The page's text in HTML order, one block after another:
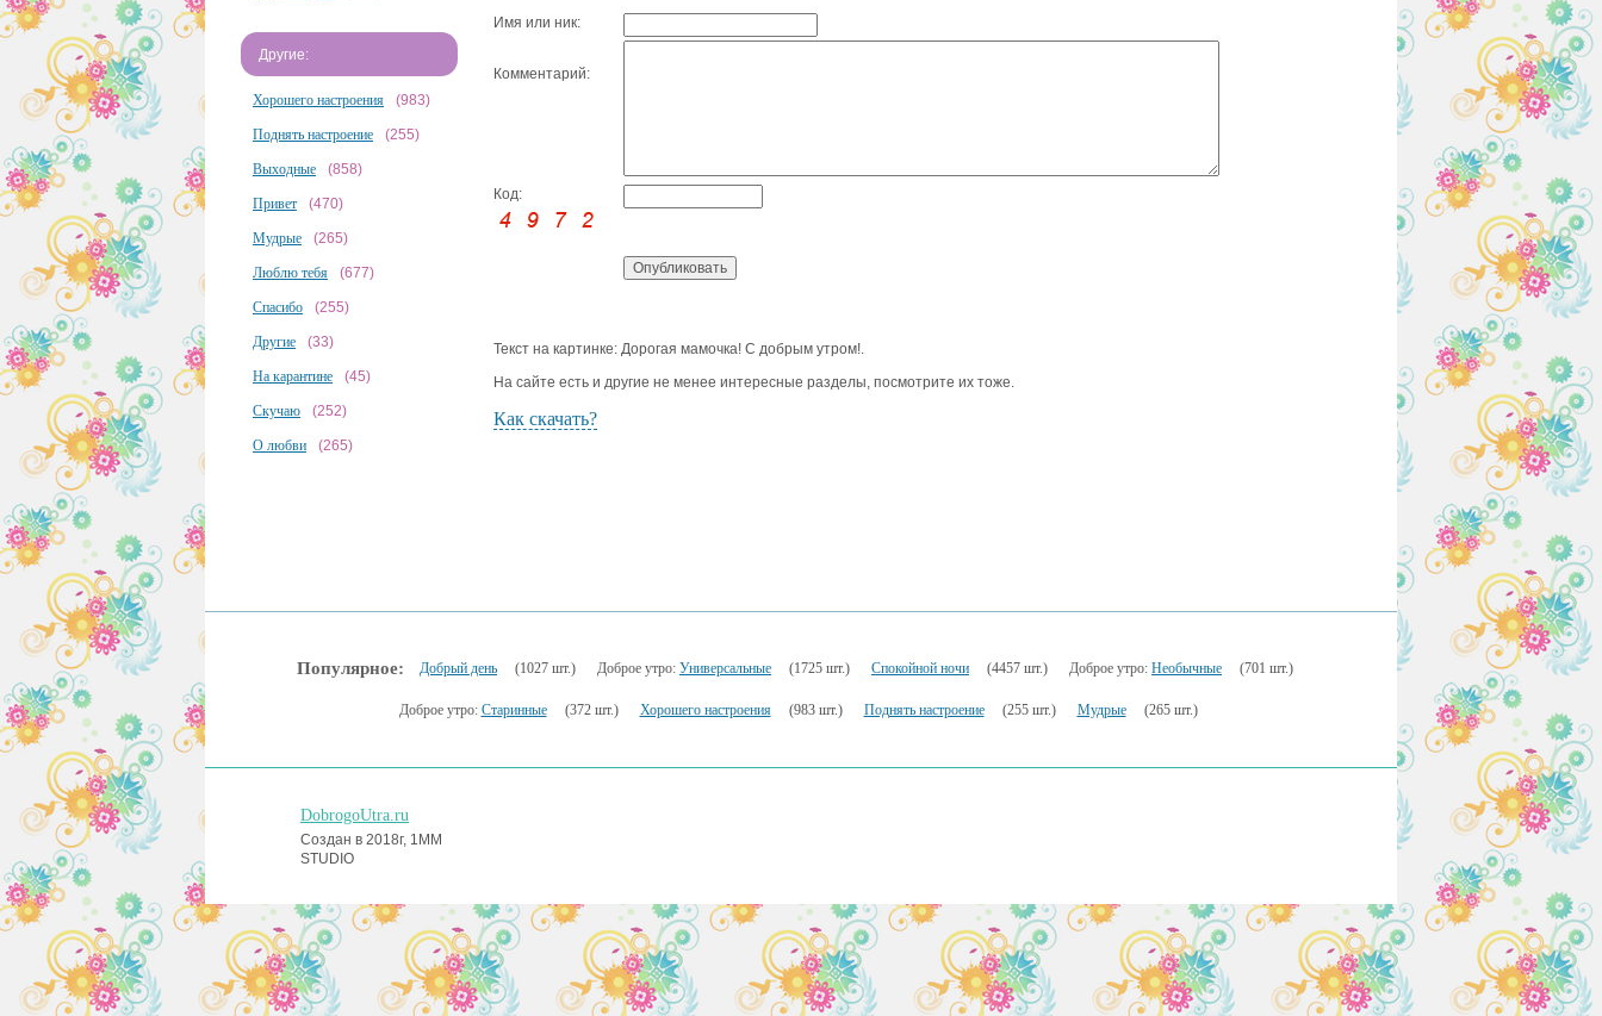
Другие:
Хорошего настроения (983)
Поднять настроение (255)
Выходные (858)
Привет (470)
Мудрые (265)
Люблю тебя (677)
Спасибо (255)
Другие (33)
На карантине (45)
Скучаю (252)
О любви (265)
Имя или ник:
Комментарий:
Код:
Текст на картинке: Дорогая мамочка! С добрым утром!.
На сайте есть и другие не менее интересные разделы, посмотрите их тоже.
Как скачать?
Популярное: Добрый день (1027 шт.) Доброе утро: Универсальные (1725 шт.) Спокойной ночи (4457 шт.) Доброе утро: Необычные (701 шт.)
Доброе утро: Старинные (372 шт.) Хорошего настроения (983 шт.) Поднять настроение (255 шт.) Мудрые (265 шт.)
DobrogoUtra.ru
Создан в 2018г, 1MM
STUDIO